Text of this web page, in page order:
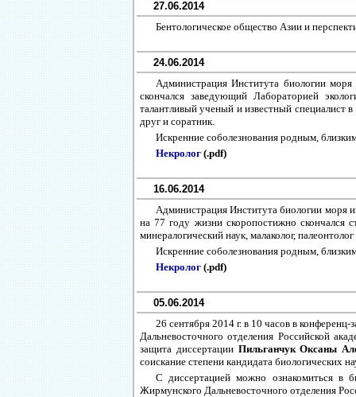
27.06.2014
Бентологическое общество Азии и
24.06.2014
Администрация Института биологии
скончался заведующий Лабораторией
талантливый ученый и известный специалист
друг и соратник.
Искренние соболезнования родным,
Некролог (.pdf)
16.06.2014
Администрация Института биологии моря
на 77 году жизни скоропостижно скончался
минералогический наук, малаколог, палеонтолог
Искренние соболезнования родным,
Некролог (.pdf)
05.06.2014
26 сентября 2014 г. в 10 часов в
Дальневосточного отделения Российской
защита диссертации Пильганчук Оксаны
соискание степени кандидата биологических
С диссертацией можно ознакомиться в
Жирмунского Дальневосточного отделения